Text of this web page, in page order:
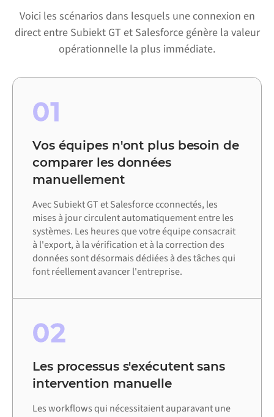
Voici les scénarios dans lesquels une connexion en
direct entre Subiekt GT et Salesforce génère la valeur
opérationnelle la plus immédiate.
01
Vos équipes n'ont plus besoin de
comparer les données
manuellement
Avec Subiekt GT et Salesforce cconnectés, les
mises à jour circulent automatiquement entre les
systèmes. Les heures que votre équipe consacrait
à l'export, à la vérification et à la correction des
données sont désormais dédiées à des tâches qui
font réellement avancer l'entreprise.
02
Les processus s'exécutent sans
intervention manuelle
Les workflows qui nécessitaient auparavant une